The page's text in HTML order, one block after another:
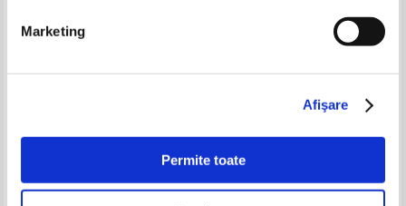
Marketing
Afişare
Permite toate
Lulu Taylor - Her frozen heart
Anatole France - Les dieux ont
-35% -35%